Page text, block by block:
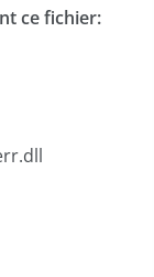
ce fichier: